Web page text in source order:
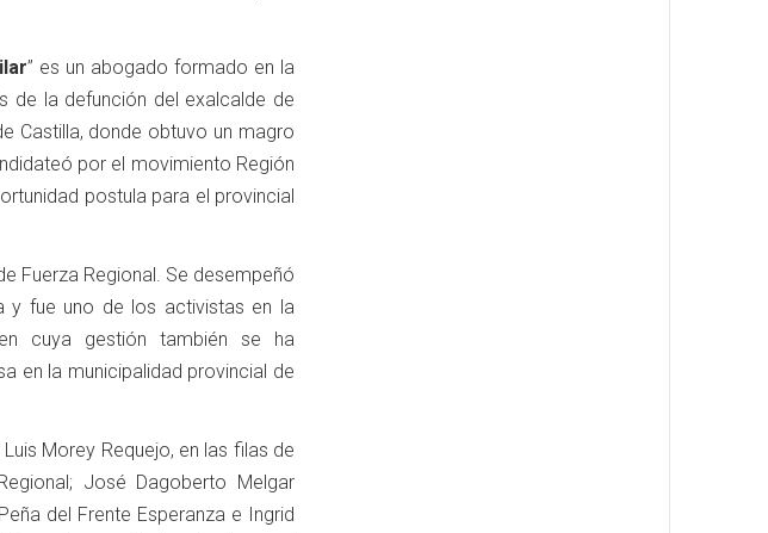
” es un abogado formado en la
de la defunción del exalcalde de
Castilla, donde obtuvo un magro
por el movimiento Región
postula para el provincial
Fuerza Regional. Se desempeñó
y fue uno de los activistas en la
cuya gestión también se ha
en la municipalidad provincial de
Morey Requejo, en las filas de
José Dagoberto Melgar
del Frente Esperanza e Ingrid